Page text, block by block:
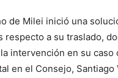
de Milei inició una
respecto a su traslado,
intervención en su
en el Consejo,